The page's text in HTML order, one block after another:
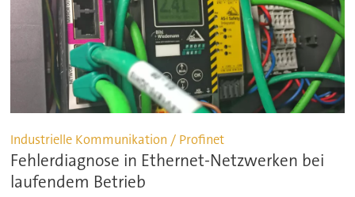
Industrielle Kommunikation / Profinet
Fehlerdiagnose in Ethernet-Netzwerken bei
laufendem Betrieb